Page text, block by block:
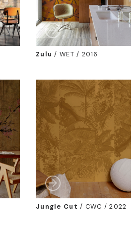
Zulu / WET / 2016
Jungle Cut / CWC / 2022